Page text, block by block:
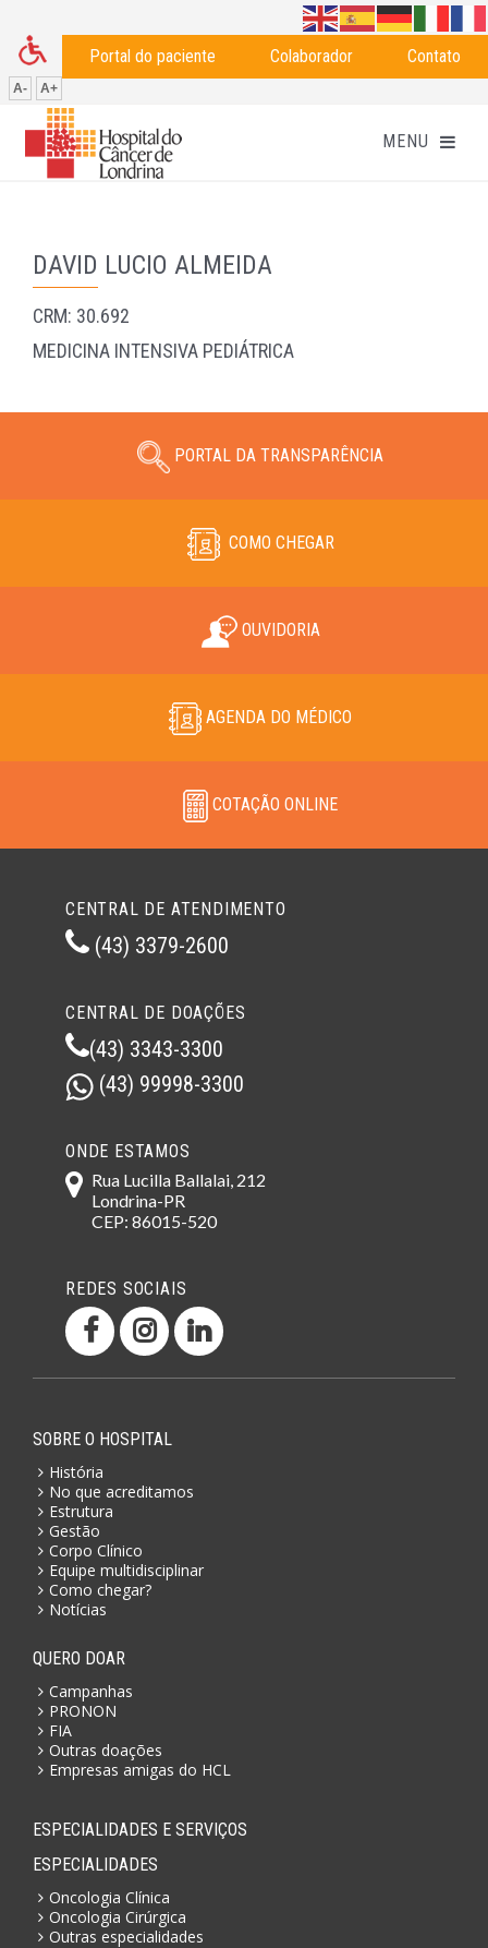
Portal do paciente Colaborador Contato
A- A+
DAVID LUCIO ALMEIDA
CRM: 30.692
MEDICINA INTENSIVA PEDIÁTRICA
PORTAL DA TRANSPARÊNCIA
COMO CHEGAR
OUVIDORIA
AGENDA DO MÉDICO
COTAÇÃO ONLINE
CENTRAL DE ATENDIMENTO
(43) 3379-2600
CENTRAL DE DOAÇÕES
(43) 3343-3300
(43) 99998-3300
ONDE ESTAMOS
Rua Lucilla Ballalai, 212
Londrina-PR
CEP: 86015-520
REDES SOCIAIS
SOBRE O HOSPITAL
História
No que acreditamos
Estrutura
Gestão
Corpo Clínico
Equipe multidisciplinar
Como chegar?
Notícias
QUERO DOAR
Campanhas
PRONON
FIA
Outras doações
Empresas amigas do HCL
ESPECIALIDADES E SERVIÇOS
ESPECIALIDADES
Oncologia Clínica
Oncologia Cirúrgica
Outras especialidades